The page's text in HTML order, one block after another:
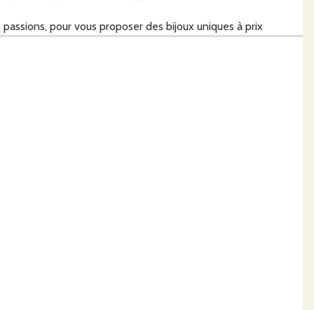
pour vous proposer des bijoux uniques à prix
moi-même ;)
(choix des couleurs, de l'accessoire...). Je verrai